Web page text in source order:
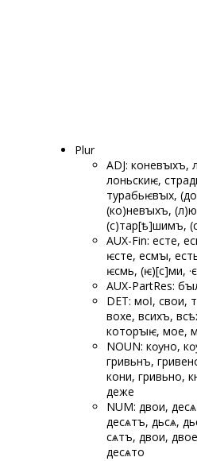
Plur
ADJ: коневꙑхъ,
лоньскиѥ,
турабьѥвꙑх,
(ко)невꙑхъ,
(с)тар[ѣ]шимъ,
AUX-Fin: есте,
ѥсте, есмꙑ,
ѥсмь, (ѥ)[с]ми,
AUX-PartRes:
DET: моӏ, свои,
вохе, всихъ,
которꙑѥ, мое,
NOUN: кѹно,
гривьнъ,
кони, гривьно,
деже
NUM: двои,
десѧтъ, дьсѧ,
сѧтъ, двои,
десѧто